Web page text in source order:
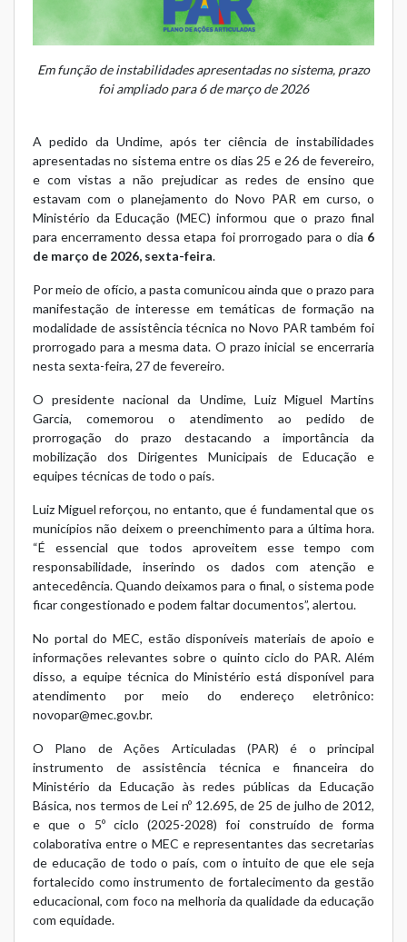
Em função de instabilidades apresentadas no sistema, prazo
foi ampliado para 6 de março de 2026
A pedido da Undime, após ter ciência de instabilidades
apresentadas no sistema entre os dias 25 e 26 de fevereiro,
e com vistas a não prejudicar as redes de ensino que
estavam com o planejamento do Novo PAR em curso, o
Ministério da Educação (MEC) informou que o prazo final
para encerramento dessa etapa foi prorrogado para o dia 6
de março de 2026, sexta-feira.
Por meio de ofício, a pasta comunicou ainda que o prazo para
manifestação de interesse em temáticas de formação na
modalidade de assistência técnica no Novo PAR também foi
prorrogado para a mesma data. O prazo inicial se encerraria
nesta sexta-feira, 27 de fevereiro.
O presidente nacional da Undime, Luiz Miguel Martins
Garcia, comemorou o atendimento ao pedido de
prorrogação do prazo destacando a importância da
mobilização dos Dirigentes Municipais de Educação e
equipes técnicas de todo o país.
Luiz Miguel reforçou, no entanto, que é fundamental que os
municípios não deixem o preenchimento para a última hora.
“É essencial que todos aproveitem esse tempo com
responsabilidade, inserindo os dados com atenção e
antecedência. Quando deixamos para o final, o sistema pode
ficar congestionado e podem faltar documentos”, alertou.
No portal do MEC, estão disponíveis materiais de apoio e
informações relevantes sobre o quinto ciclo do PAR. Além
disso, a equipe técnica do Ministério está disponível para
atendimento por meio do endereço eletrônico:
novopar@mec.gov.br.
O Plano de Ações Articuladas (PAR) é o principal
instrumento de assistência técnica e financeira do
Ministério da Educação às redes públicas da Educação
Básica, nos termos de Lei nº 12.695, de 25 de julho de 2012,
e que o 5º ciclo (2025-2028) foi construído de forma
colaborativa entre o MEC e representantes das secretarias
de educação de todo o país, com o intuito de que ele seja
fortalecido como instrumento de fortalecimento da gestão
educacional, com foco na melhoria da qualidade da educação
com equidade.